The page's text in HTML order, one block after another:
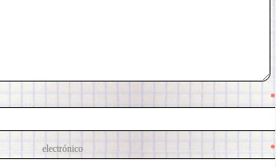
*
electrónico *